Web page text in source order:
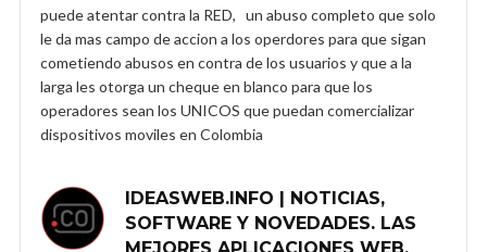
puede atentar contra la RED, un abuso completo que solo
le da mas campo de accion a los operdores para que sigan
cometiendo abusos en contra de los usuarios y que a la
larga les otorga un cheque en blanco para que los
operadores sean los UNICOS que puedan comercializar
dispositivos moviles en Colombia
IDEASWEB.INFO | NOTICIAS,
SOFTWARE Y NOVEDADES. LAS